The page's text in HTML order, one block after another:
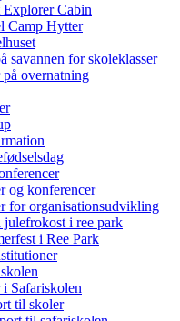
Cabin
Camp Hytter
savannen for skoleklasser
på overnatning
og konferencer
for organisationsudvikling
julefrokost i ree park
i Ree Park
i Safariskolen
til skoler